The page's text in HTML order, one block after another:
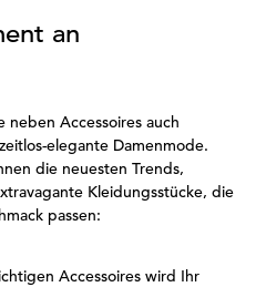
an
neben Accessoires auch
elegante Damenmode.
die neuesten Trends,
Kleidungsstücke, die
passen:
Accessoires wird Ihr